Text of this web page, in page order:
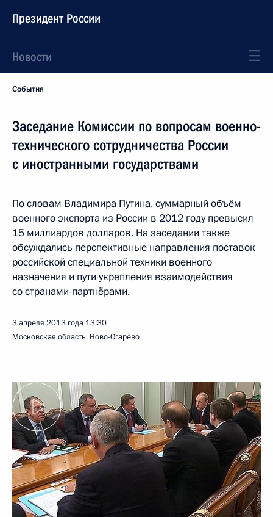
Президент России
Новости
События
Заседание Комиссии по вопросам военно-
технического сотрудничества России
с иностранными государствами
По словам Владимира Путина, суммарный объём
военного экспорта из России в 2012 году превысил
15 миллиардов долларов. На заседании также
обсуждались перспективные направления поставок
российской специальной техники военного
назначения и пути укрепления взаимодействия
со странами-партнёрами.
3 апреля 2013 года 13:30
Московская область, Ново-Огарёво